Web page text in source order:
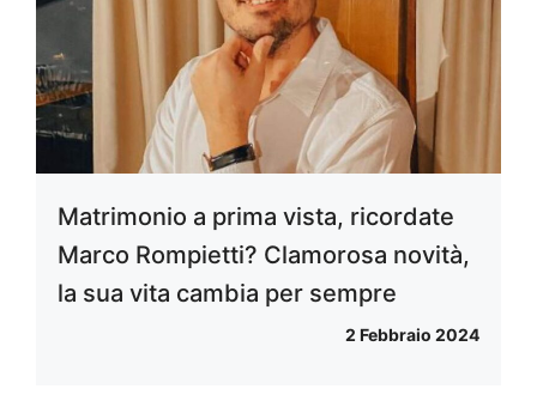
Matrimonio a prima vista, ricordate
Marco Rompietti? Clamorosa novità,
la sua vita cambia per sempre
2 Febbraio 2024